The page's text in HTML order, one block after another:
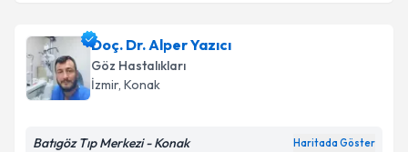
Takvim Talebini Gönder
Op. Dr. Ali Agayaroviçin randevu takvimi talebi
oluşturun. Size bu uzmandan randevu almanız için bir
takvim hazırlandığında e-posta ile bilgilendireceğiz.
Doç. Dr. Alper Yazıcı
Göz Hastalıkları
İzmir, Konak
Batıgöz Tıp Merkezi - Konak Haritada Göster